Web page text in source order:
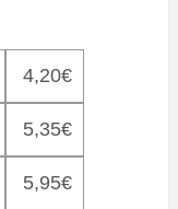
4,20€
5,35€
5,95€